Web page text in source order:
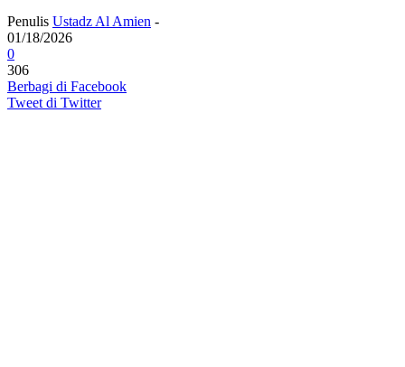
Penulis Ustadz Al Amien -
01/18/2026
0
306
Berbagi di Facebook
Tweet di Twitter